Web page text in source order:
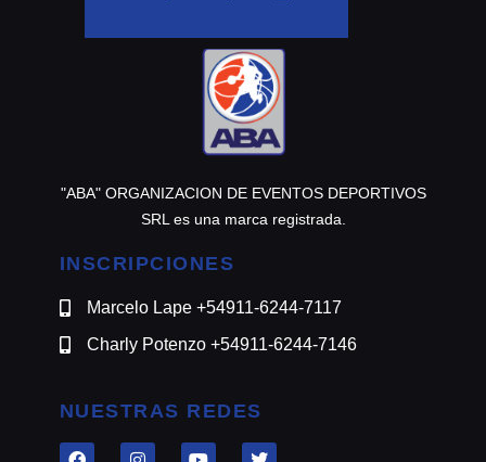
"ABA" ORGANIZACION DE EVENTOS DEPORTIVOS
SRL es una marca registrada.
INSCRIPCIONES
Marcelo Lape +54911-6244-7117
Charly Potenzo +54911-6244-7146
NUESTRAS REDES